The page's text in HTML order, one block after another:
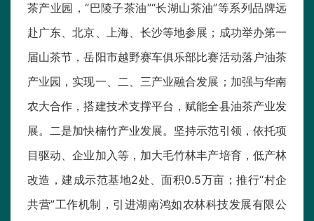
茶产业园，“巴陵子茶油”“长湖山茶油”等系列品牌远
赴广东、北京、上海、长沙等地参展；成功举办第一
届山茶节，岳阳市越野赛车俱乐部比赛活动落户油茶
产业园，实现一、二、三产业融合发展；加强与华南
农大合作，搭建技术支撑平台，赋能全县油茶产业发
展。二是加快楠竹产业发展。坚持示范引领，依托项
目驱动、企业加入等，加大毛竹林丰产培育，低产林
改造，建成示范基地2处、面积0.5万亩；推行“村企
共营”工作机制，引进湖南鸿如农林科技发展有限公